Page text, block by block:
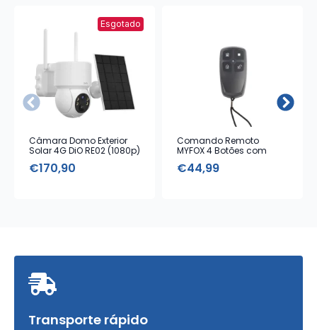
Esgotado
Câmara Domo Exterior
Solar 4G DiO RE02 (1080p)
€170,90
Comando Remoto
MYFOX 4 Botões com
€44,99
Transporte rápido